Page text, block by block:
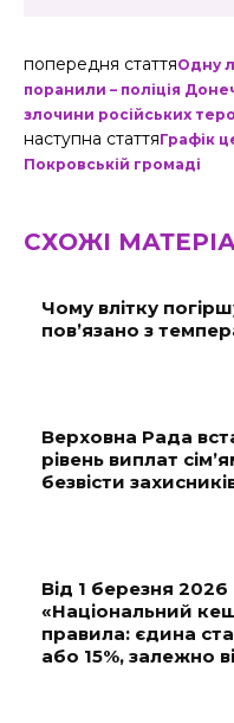
попередня статтяОдну
поранили – поліція
злочини російських
наступна статтяГрафік
Покровській громаді
СХОЖІ
Чому влітку
пов’язано з
Верховна Рада
рівень виплат
безвісти
Від 1 березня
«Національний
правила: єдина
або 15%, залежно